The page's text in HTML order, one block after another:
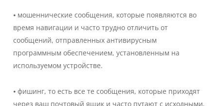
⦁ мошеннические сообщения, которые появляются во
время навигации и часто трудно отличить от
сообщений, отправленных антивирусным
программным обеспечением, установленным на
используемом устройстве.
⦁ фишинг, то есть все те сообщения, которые приходят
через ваш почтовый ящик и часто путают с исходными,